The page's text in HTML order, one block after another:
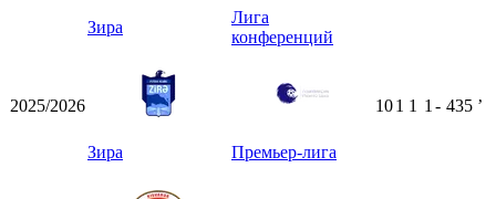
Зира
Лига
конференций
2025/2026
Зира Премьер-лига
101 1 1 - 435 ʼ